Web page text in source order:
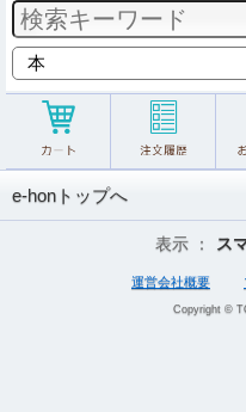
e-honトップへ
表示 ： ス
運営会社概要
Copyright ©